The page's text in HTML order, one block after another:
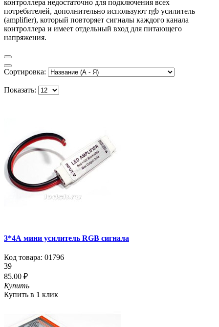
контроллера недостаточно для подключения всех
потребителей, дополнительно используют rgb усилитель
(amplifier), который повторяет сигналы каждого канала
контроллера и имеет отдельный вход для питающего
напряжения.
Сортировка:
Показать:
3*4А мини усилитель RGB сигнала
Код товара: 01796
39
85.00 ₽
Купить
Купить в 1 клик